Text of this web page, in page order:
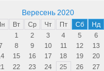
Вересень 2020
Вт Ср Чт Пт Сб
Нд
1
2 3 4 5
6
8 9 10 11 12
13
15 16 17 18 19
20
22 23 24 25 26
27